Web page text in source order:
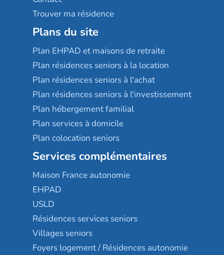
Trouver ma résidence
Plans du site
Plan EHPAD et maisons de retraite
Plan résidences seniors à la location
Plan résidences seniors à l'achat
Plan résidences seniors à l'investissement
Plan hébergement familial
Plan services à domicile
Plan colocation seniors
Services complémentaires
Maison France autonomie
EHPAD
USLD
Résidences services seniors
Villages seniors
Foyers logement / Résidences autonomie